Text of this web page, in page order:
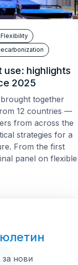
use: highlights
2025
together
12 countries —
from across the
strategies for a
From the first
panel on flexible
нови